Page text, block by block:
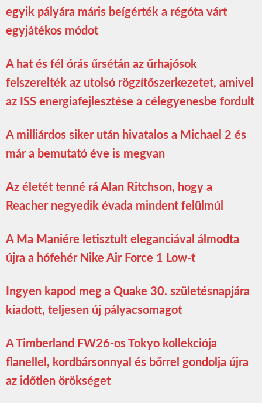
egyik pályára máris beígérték a régóta várt
egyjátékos módot
A hat és fél órás űrsétán az űrhajósok
felszerelték az utolsó rögzítőszerkezetet, amivel
az ISS energiafejlesztése a célegyenesbe fordult
A milliárdos siker után hivatalos a Michael 2 és
már a bemutató éve is megvan
Az életét tenné rá Alan Ritchson, hogy a
Reacher negyedik évada mindent felülmúl
A Ma Maniére letisztult eleganciával álmodta
újra a hófehér Nike Air Force 1 Low-t
Ingyen kapod meg a Quake 30. születésnapjára
kiadott, teljesen új pályacsomagot
A Timberland FW26-os Tokyo kollekciója
flanellel, kordbársonnyal és bőrrel gondolja újra
az időtlen örökséget